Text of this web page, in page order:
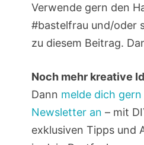
Verwende gern den
#bastelfrau und/oder
zu diesem Beitrag.
Noch mehr kreative
Dann melde dich
Newsletter an – mit
exklusiven Tipps und